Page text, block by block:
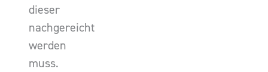
dieser
nachgereicht
werden
muss.